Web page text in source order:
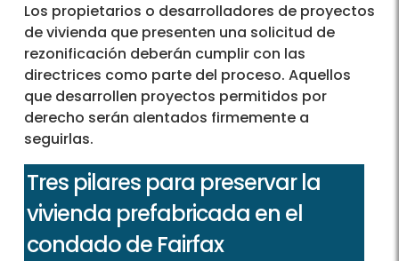
Los propietarios o desarrolladores de proyectos
de vivienda que presenten una solicitud de
rezonificación deberán cumplir con las
directrices como parte del proceso. Aquellos
que desarrollen proyectos permitidos por
derecho serán alentados firmemente a
seguirlas.
Tres pilares para preservar la
vivienda prefabricada en el
condado de Fairfax